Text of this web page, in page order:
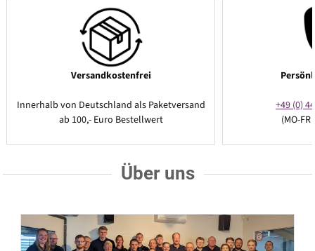
Versandkostenfrei
Innerhalb von Deutschland als Paketversand
ab 100,- Euro Bestellwert
+49 (0)
(MO-
Über uns